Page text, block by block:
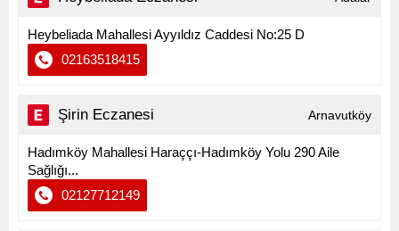
Heybeliada Mahallesi Ayyıldız Caddesi No:25 D
02163518415
Şirin Eczanesi Arnavutköy
Hadımköy Mahallesi Haraççı-Hadımköy Yolu 290 Aile
Sağlığı...
02127712149